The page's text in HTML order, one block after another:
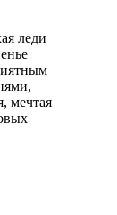
леди
мечтая